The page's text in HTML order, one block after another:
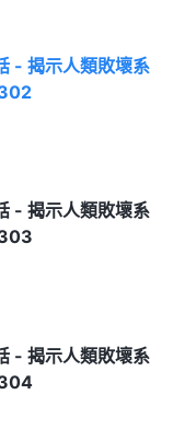
- 揭示人類敗壞系
- 揭示人類敗壞系
- 揭示人類敗壞系